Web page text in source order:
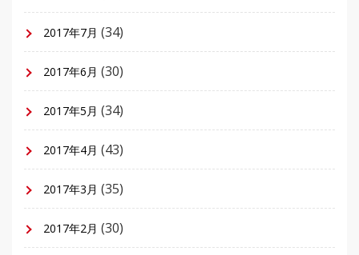
2017年7月 (34)
2017年6月 (30)
2017年5月 (34)
2017年4月 (43)
2017年3月 (35)
2017年2月 (30)